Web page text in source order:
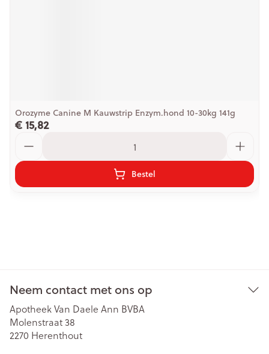
Orozyme Canine M Kauwstrip Enzym.hond 10-30kg 141g
€ 15,82
Bestel
Neem contact met ons op
Apotheek Van Daele Ann BVBA
Molenstraat 38
2270 Herenthout